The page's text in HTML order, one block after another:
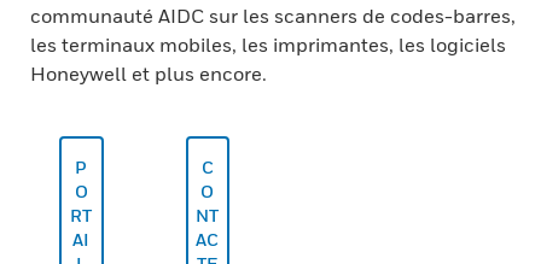
communauté AIDC sur les scanners de codes-barres,
les terminaux mobiles, les imprimantes, les logiciels
Honeywell et plus encore.
P
O
RT
AI
C
O
NT
AC